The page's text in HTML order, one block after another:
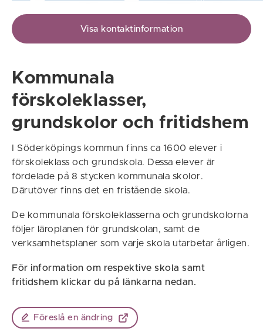
Visa kontaktinformation
Kommunala
förskoleklasser,
grundskolor och fritidshem
I Söderköpings kommun finns ca 1600 elever i
förskoleklass och grundskola. Dessa elever är
fördelade på 8 stycken kommunala skolor.
Därutöver finns det en fristående skola.
De kommunala förskoleklasserna och grundskolorna
följer läroplanen för grundskolan, samt de
verksamhetsplaner som varje skola utarbetar årligen.
För information om respektive skola samt
fritidshem klickar du på länkarna nedan.
Föreslå en ändring